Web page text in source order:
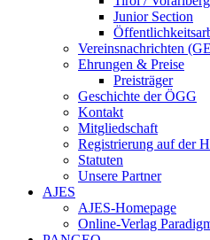
Junior Section
Vereinsnachrichten
Ehrungen & Preise
Preisträger
Geschichte der ÖGG
Kontakt
Mitgliedschaft
Registrierung auf der
Statuten
Unsere Partner
AJES
AJES-Homepage
Online-Verlag